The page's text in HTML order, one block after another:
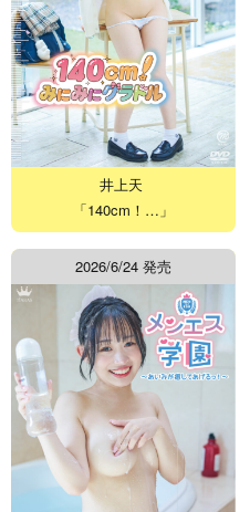
井上天
「140cm！…」
2026/6/24 発売